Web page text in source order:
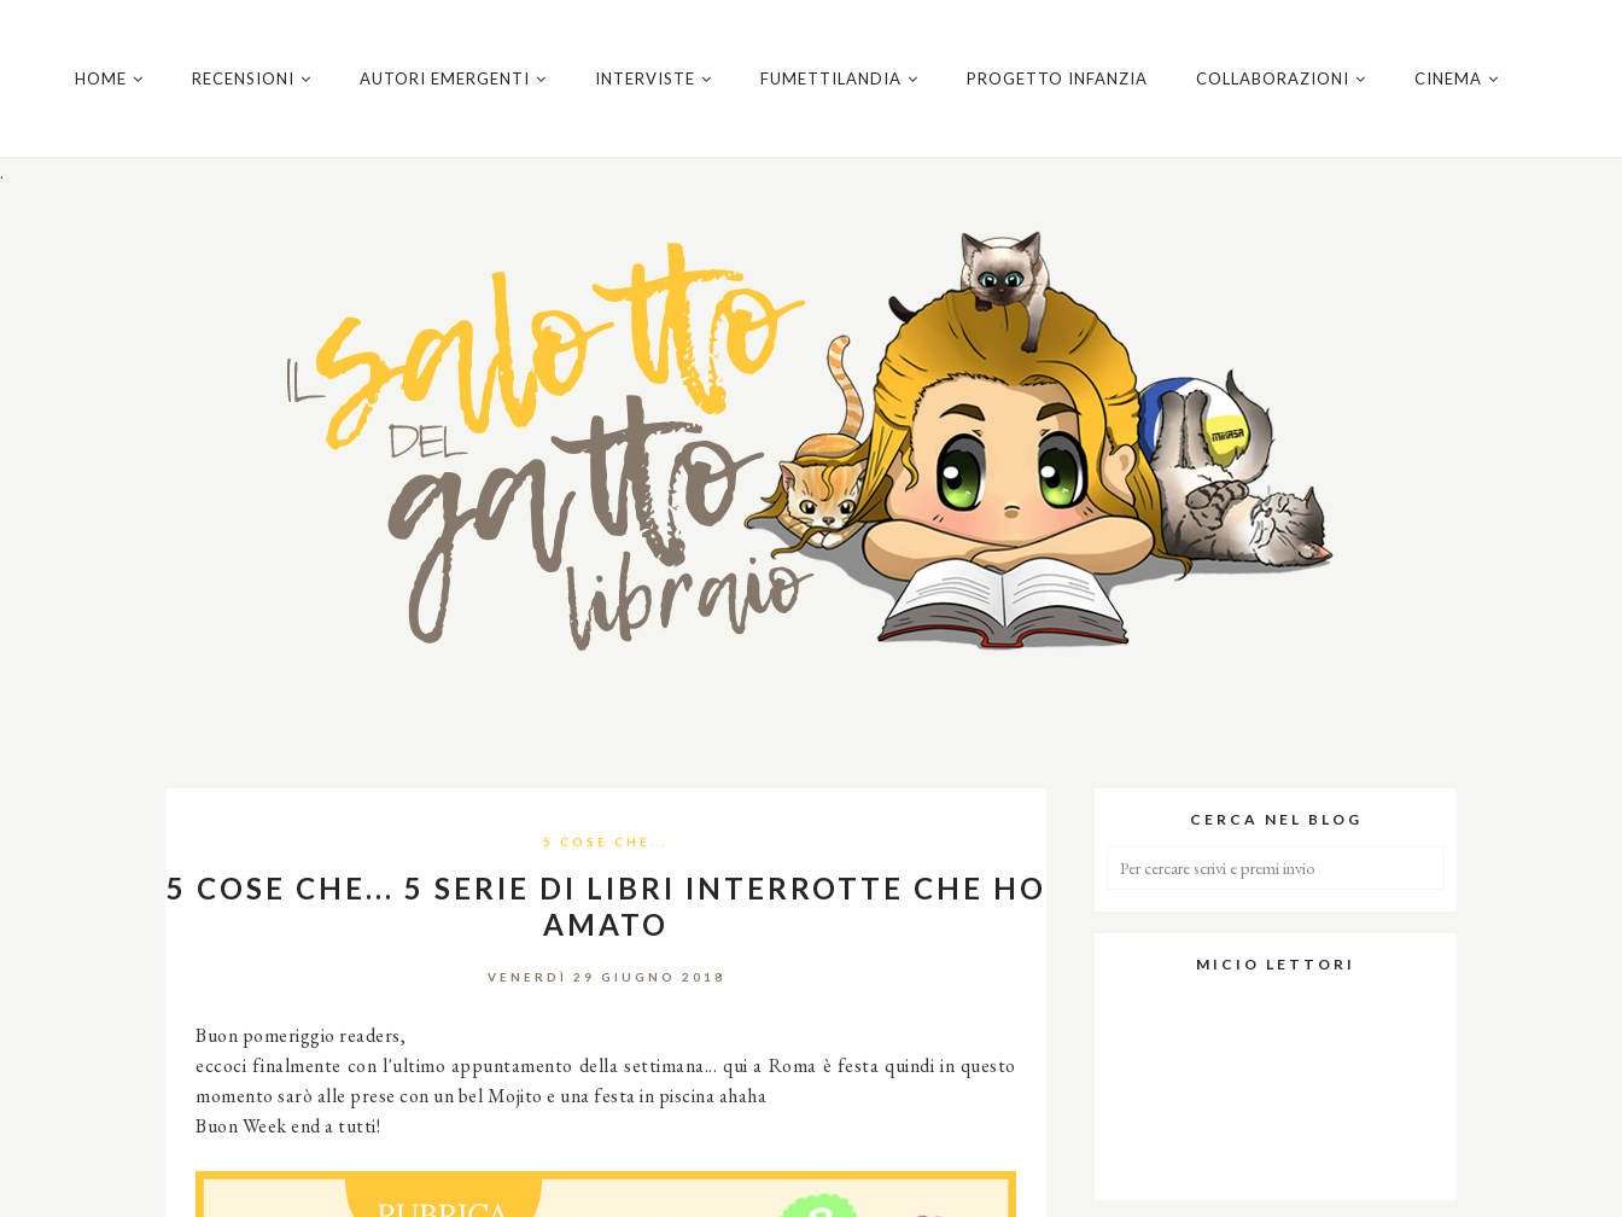
.
HOME RECENSIONI AUTORI EMERGENTI INTERVISTE FUMETTILANDIA PROGETTO INFANZIA COLLABORAZIONI CINEMA
5 COSE CHE...
5 COSE CHE... 5 SERIE DI LIBRI INTERROTTE CHE HO
AMATO
VENERDÌ 29 GIUGNO 2018
Buon pomeriggio readers,
eccoci finalmente con l'ultimo appuntamento della settimana... qui a Roma è festa quindi in questo
momento sarò alle prese con un bel Mojito e una festa in piscina ahaha
Buon Week end a tutti!
CERCA NEL BLOG
MICIO LETTORI